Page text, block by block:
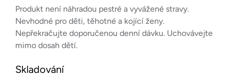
Produkt není náhradou pestré a vyvážené stravy.
Nevhodné pro děti, těhotné a kojící ženy.
Nepřekračujte doporučenou denní dávku. Uchovávejte
mimo dosah dětí.
Skladování